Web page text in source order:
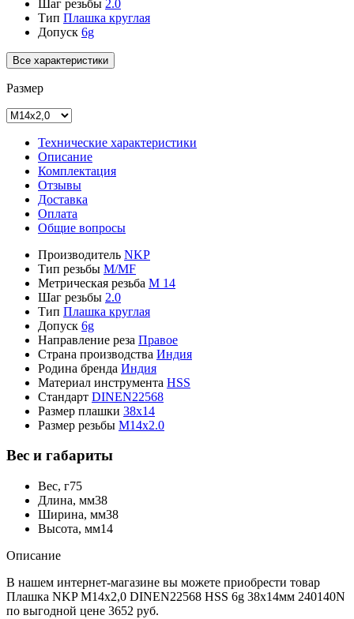
Шаг резьбы 2.0
Тип Плашка круглая
Допуск 6g
Все характеристики
Размер
Технические характеристики
Описание
Комплектация
Отзывы
Доставка
Оплата
Общие вопросы
Производитель NKP
Тип резьбы M/MF
Метрическая резьба М 14
Шаг резьбы 2.0
Тип Плашка круглая
Допуск 6g
Направление реза Правое
Страна производства Индия
Родина бренда Индия
Материал инструмента HSS
Стандарт DINEN22568
Размер плашки 38x14
Размер резьбы М14x2.0
Вес и габариты
Вес, г75
Длина, мм38
Ширина, мм38
Высота, мм14
Описание
В нашем интернет-магазине вы можете приобрести товар
Плашка NKP М14х2,0 DINEN22568 HSS 6g 38х14мм 240140N
по выгодной цене 3652 руб.